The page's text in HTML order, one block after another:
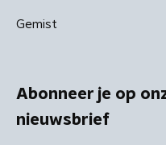
Gemist
Abonneer je op
nieuwsbrief